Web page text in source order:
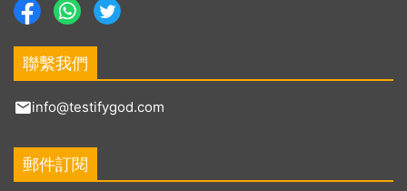
聯繫我們
info@testifygod.com
郵件訂閱